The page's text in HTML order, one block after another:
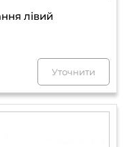
лівий
Уточнити